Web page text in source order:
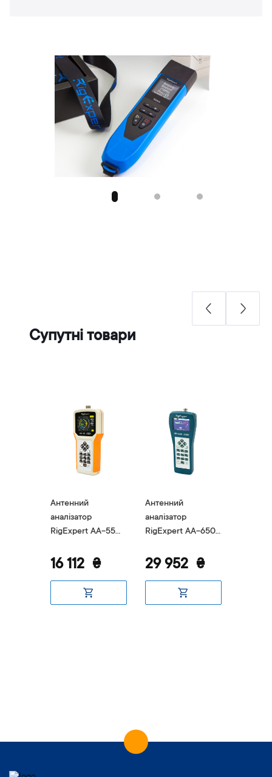
Супутні товари
Антенний
аналізатор
RigExpert AA-55
16 112 ₴
Антенний
аналізатор
RigExpert AA-650
29 952 ₴